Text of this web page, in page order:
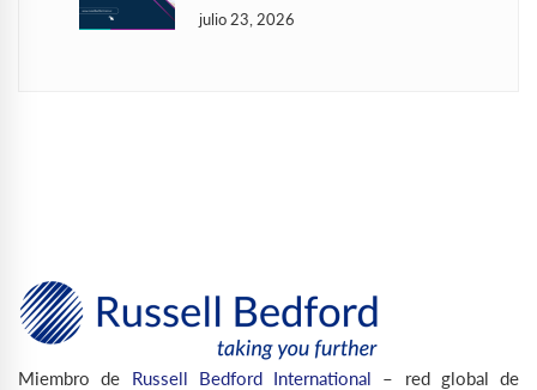
julio 23, 2026
Miembro de Russell Bedford International – red global de